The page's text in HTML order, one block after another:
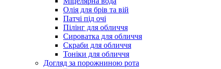
Олія для брів та вій
Патчі під очі
Пілінг для обличчя
Сироватка для обличчя
Скраби для обличчя
Тоніки для обличчя
Догляд за порожниною рота